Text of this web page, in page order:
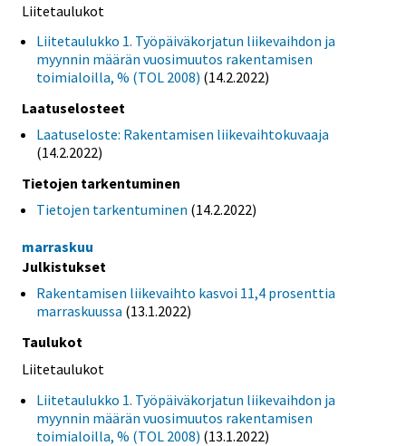
Liitetaulukot
Liitetaulukko 1. Työpäiväkorjatun liikevaihdon ja
myynnin määrän vuosimuutos rakentamisen
toimialoilla, % (TOL 2008) (14.2.2022)
Laatuselosteet
Laatuseloste: Rakentamisen liikevaihtokuvaaja
(14.2.2022)
Tietojen tarkentuminen
Tietojen tarkentuminen (14.2.2022)
marraskuu
Julkistukset
Rakentamisen liikevaihto kasvoi 11,4 prosenttia
marraskuussa (13.1.2022)
Taulukot
Liitetaulukot
Liitetaulukko 1. Työpäiväkorjatun liikevaihdon ja
myynnin määrän vuosimuutos rakentamisen
toimialoilla, % (TOL 2008) (13.1.2022)